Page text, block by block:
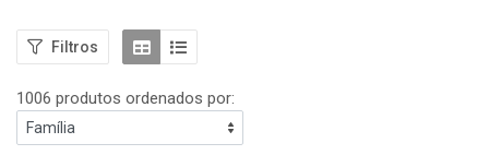
Filtros
1006 produtos ordenados por: